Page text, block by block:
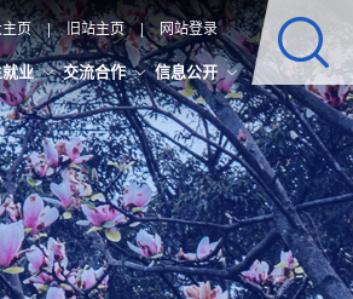
页 | 旧站主页 | 网站登录
业 交流合作 信息公开